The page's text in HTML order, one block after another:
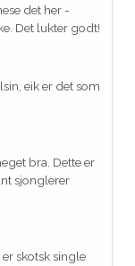
det her -
Det lukter godt!
eik er det som
bra. Dette er
sjonglerer
skotsk single